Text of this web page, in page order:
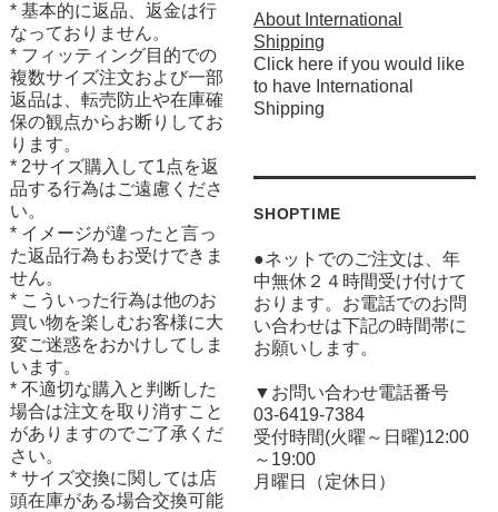
* 基本的に返品、返金は行
なっておりません。
* フィッティング目的での
複数サイズ注文および一部
返品は、転売防止や在庫確
保の観点からお断りしてお
ります。
* 2サイズ購入して1点を返
品する行為はご遠慮くださ
い。
* イメージが違ったと言っ
た返品行為もお受けできま
せん。
* こういった行為は他のお
買い物を楽しむお客様に大
変ご迷惑をおかけしてしま
います。
* 不適切な購入と判断した
場合は注文を取り消すこと
がありますのでご了承くだ
さい。
* サイズ交換に関しては店
頭在庫がある場合交換可能
About International
Shipping
Click here if you would like
to have International
Shipping
SHOPTIME
●ネットでのご注文は、年
中無休２４時間受け付けて
おります。お電話でのお問
い合わせは下記の時間帯に
お願いします。
▼お問い合わせ電話番号
03-6419-7384
受付時間(火曜～日曜)12:00
～19:00
月曜日（定休日）